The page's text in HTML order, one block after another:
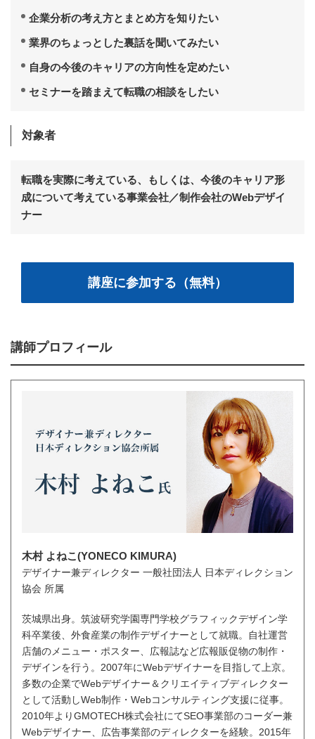
企業分析の考え方とまとめ方を知りたい
業界のちょっとした裏話を聞いてみたい
自身の今後のキャリアの方向性を定めたい
セミナーを踏まえて転職の相談をしたい
対象者
転職を実際に考えている、もしくは、今後のキャリア形
成について考えている事業会社／制作会社のWebデザイ
ナー
講座に参加する（無料）
講師プロフィール
木村 よねこ(YONECO KIMURA)
デザイナー兼ディレクター 一般社団法人 日本ディレクション
協会 所属
茨城県出身。筑波研究学園専門学校グラフィックデザイン学
科卒業後、外食産業の制作デザイナーとして就職。自社運営
店舗のメニュー・ポスター、広報誌など広報販促物の制作・
デザインを行う。2007年にWebデザイナーを目指して上京。
多数の企業でWebデザイナー＆クリエイティブディレクター
として活動しWeb制作・Webコンサルティング支援に従事。
2010年よりGMOTECH株式会社にてSEO事業部のコーダー兼
Webデザイナー、広告事業部のディレクターを経験。2015年